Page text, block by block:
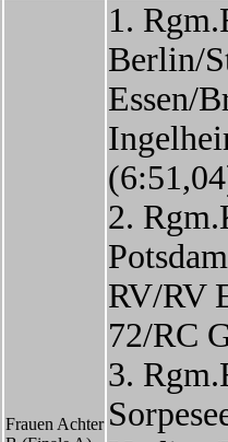
Frauen Achter
1.
Berlin/
Essen/
2.
RV/RV
72/RC
3.